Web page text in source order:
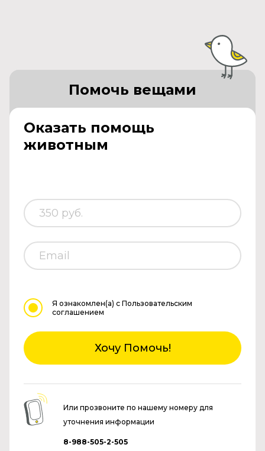
Оказать помощь
животным
Помочь вещами
Я ознакомлен(а) с Пользовательским
соглашением
Хочу Помочь!
Или прозвоните по нашему номеру для
уточнения информации
8-988-505-2-505